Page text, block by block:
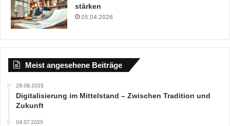
stärken
05.04.2026
Meist angesehene Beiträge
29.08.2025
Digitalisierung im Mittelstand – Zwischen Tradition und
Zukunft
04.07.2025